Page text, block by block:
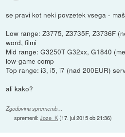
se pravi kot neki povzetek vsega -
Low range: Z3775, Z3735F, Z3736F
word, filmi
Mid range: G3250T G32xx, G1840
low-game comp
Top range: i3, i5, i7 (nad 200EUR)
ali kako?
Zgodovina sprememb…
spremenil:Joze_K(17. jul 2015 ob 21:36)